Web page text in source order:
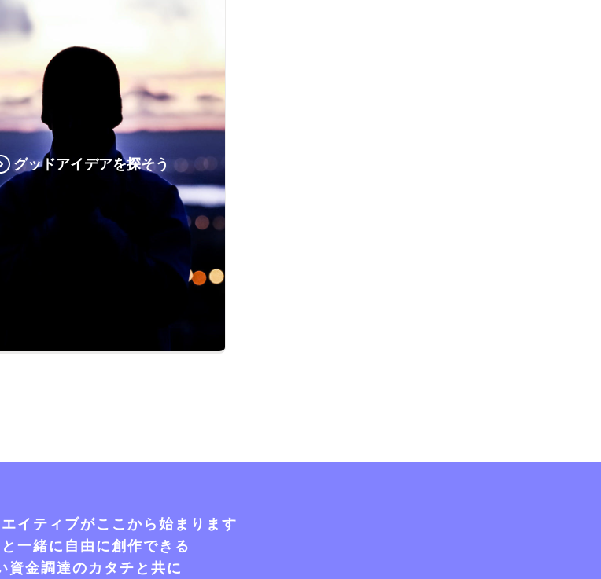
グッドアイデアを探そう
イティブがここから始まります
一緒に自由に創作できる
資金調達のカタチと共に